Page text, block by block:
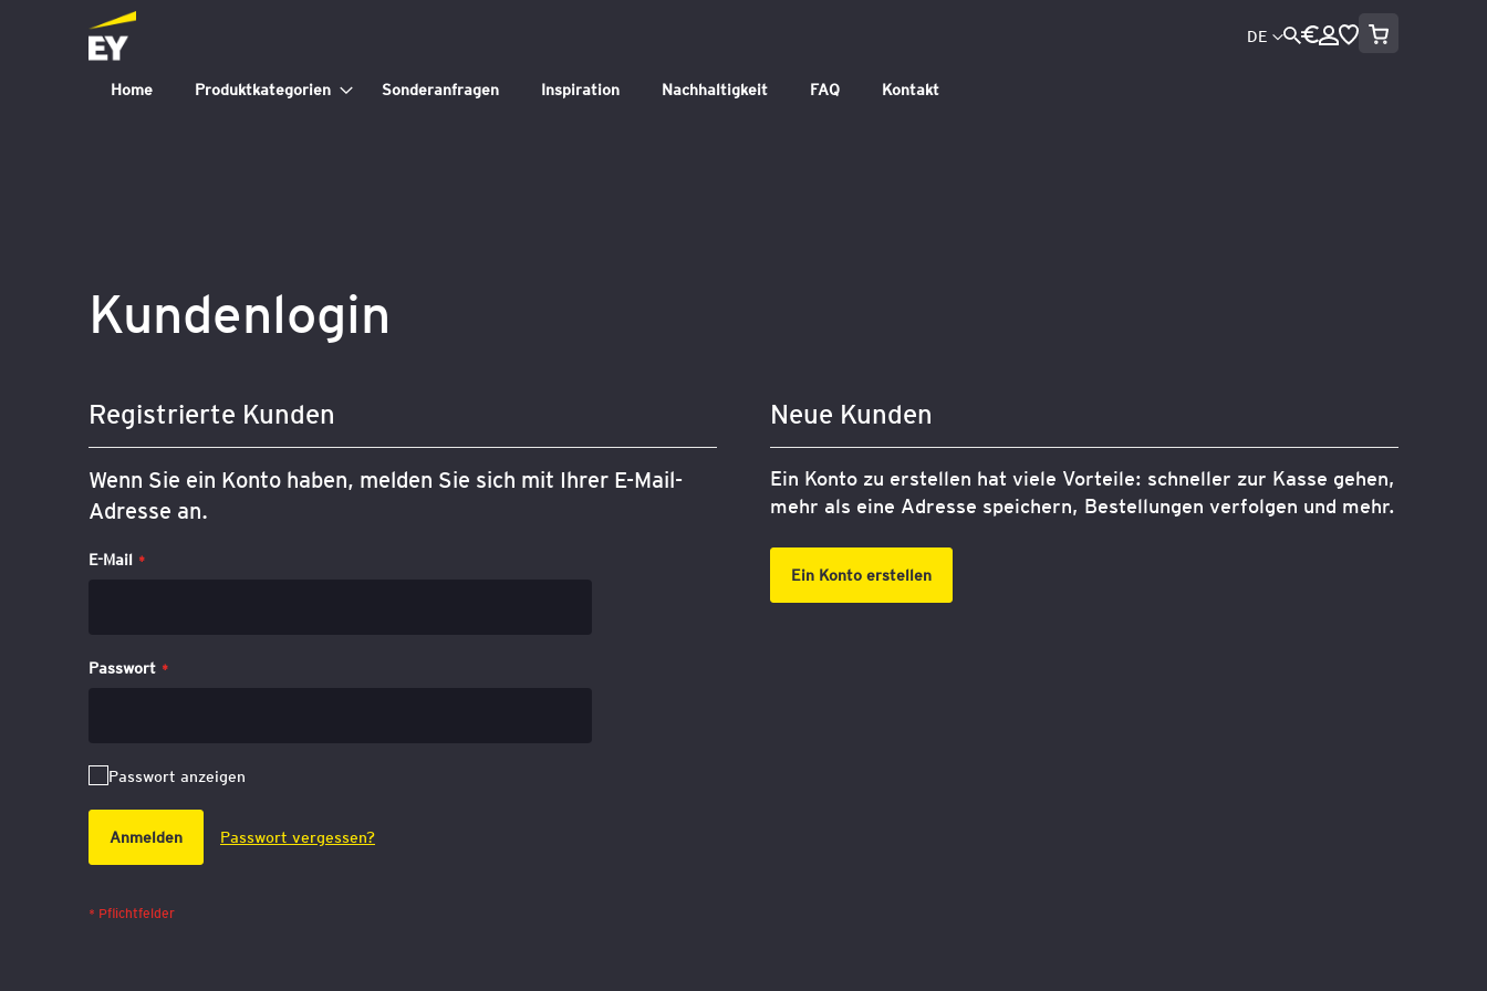
Home Produktkategorien Sonderanfragen Inspiration Nachhaltigkeit FAQ Kontakt
Währung
Sprache
DE Mein
Kundenlogin
Registrierte Kunden
Wenn Sie ein Konto haben, melden Sie sich mit Ihrer E-Mail-
Adresse an.
E-Mail
Passwort
Passwort anzeigen
Anmelden Passwort vergessen?
Neue Kunden
Ein Konto zu erstellen hat viele Vorteile: schneller zur Kasse gehen,
mehr als eine Adresse speichern, Bestellungen verfolgen und mehr.
Ein Konto erstellen